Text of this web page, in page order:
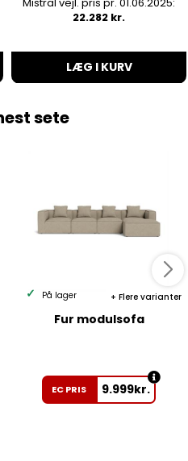
22.282 kr.
LÆG I KURV
sete
Flere varianter
På lager
Fur modulsofa
EC PRIS 9.999kr.